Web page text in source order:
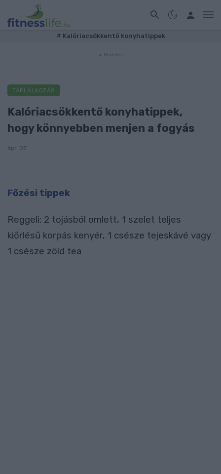
# Kalóriacsökkentő konyhatippek
TÁPLÁLKOZÁS
Kalóriacsökkentő konyhatippek,
hogy könnyebben menjen a fogyás
ápr. 07
Főzési tippek
Reggeli: 2 tojásból omlett, 1 szelet teljes
kiőrlésű korpás kenyér, 1 csésze tejeskávé vagy
1 csésze zöld tea